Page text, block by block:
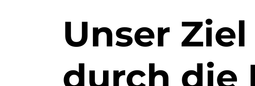
Unser
durch die